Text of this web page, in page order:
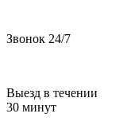
Звонок 24/7
Выезд в течении
30 минут